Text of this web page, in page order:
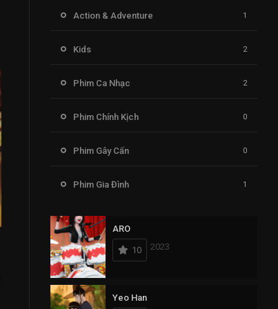
Action & Adventure 1
Kids 2
Phim Ca Nhạc 2
Phim Chính Kịch 0
Phim Gây Cấn 0
Phim Gia Đình 1
Phim Giả Tượng
Phim Hài
Phim Hành Động
ARO
10 2023
Yeo Han